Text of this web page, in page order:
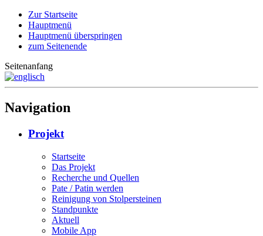
Zur Startseite
Hauptmenü
Hauptmenü überspringen
zum Seitenende
Seitenanfang
Navigation
Projekt
Startseite
Das Projekt
Recherche und Quellen
Pate / Patin werden
Reinigung von Stolpersteinen
Standpunkte
Aktuell
Mobile App